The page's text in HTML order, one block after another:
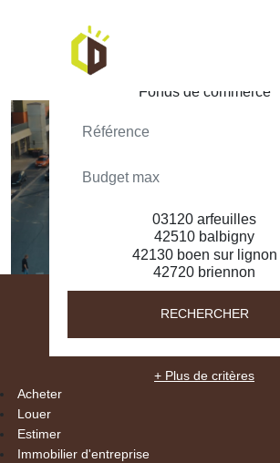
RECHERCHER
+ Plus de critères
Acheter
Louer
Estimer
Immobilier d'entreprise